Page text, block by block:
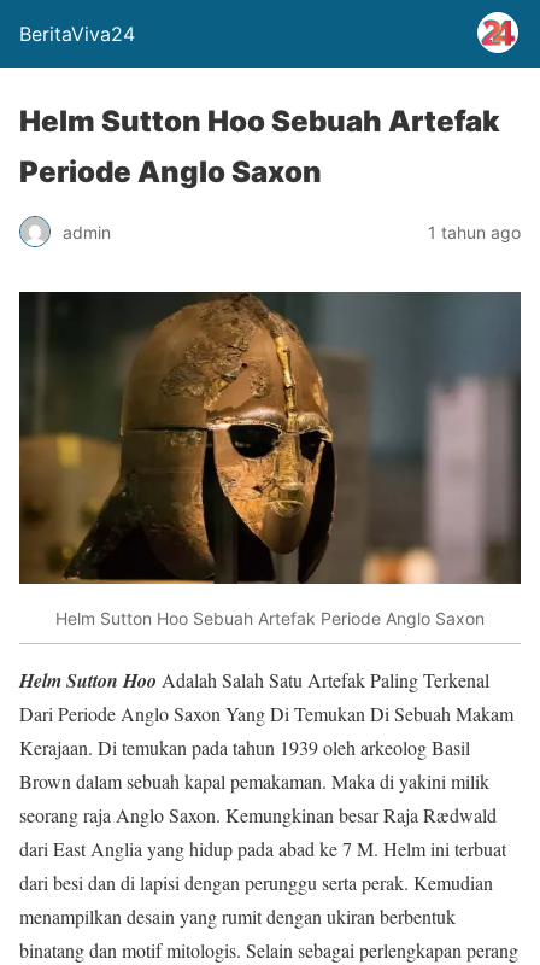
BeritaViva24
Helm Sutton Hoo Sebuah Artefak
Periode Anglo Saxon
admin 1 tahun ago
Helm Sutton Hoo Sebuah Artefak Periode Anglo Saxon
Helm Sutton Hoo Adalah Salah Satu Artefak Paling Terkenal
Dari Periode Anglo Saxon Yang Di Temukan Di Sebuah Makam
Kerajaan. Di temukan pada tahun 1939 oleh arkeolog Basil
Brown dalam sebuah kapal pemakaman. Maka di yakini milik
seorang raja Anglo Saxon. Kemungkinan besar Raja Rædwald
dari East Anglia yang hidup pada abad ke 7 M. Helm ini terbuat
dari besi dan di lapisi dengan perunggu serta perak. Kemudian
menampilkan desain yang rumit dengan ukiran berbentuk
binatang dan motif mitologis. Selain sebagai perlengkapan perang